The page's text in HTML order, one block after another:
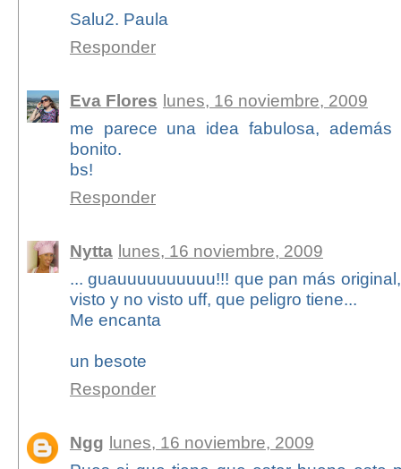
Salu2. Paula
Responder
Eva Flores lunes, 16 noviembre, 2009
me parece una idea fabulosa,
bonito.
bs!
Responder
Nytta lunes, 16 noviembre, 2009
... guauuuuuuuuuu!!! que pan más
visto y no visto uff, que peligro tiene...
Me encanta
un besote
Responder
Ngg lunes, 16 noviembre, 2009